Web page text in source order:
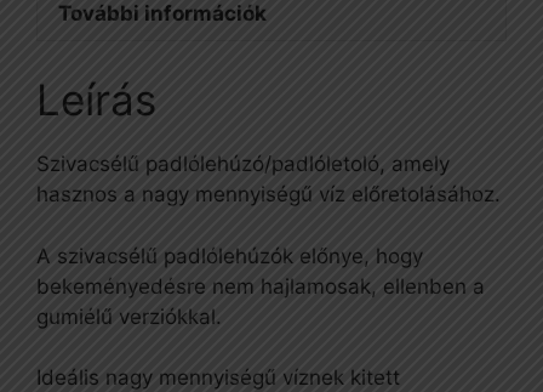
További információk
Leírás
Szivacsélű padlólehúzó/padlóletoló, amely
hasznos a nagy mennyiségű víz előretolásához.
A szivacsélű padlólehúzók előnye, hogy
bekeményedésre nem hajlamosak, ellenben a
gumiélű verziókkal.
Ideális nagy mennyiségű víznek kitett